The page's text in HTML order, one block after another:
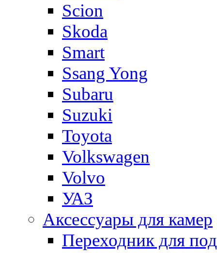
Scion
Skoda
Smart
Ssang Yong
Subaru
Suzuki
Toyota
Volkswagen
Volvo
УАЗ
Аксессуары для камер
Переходник для